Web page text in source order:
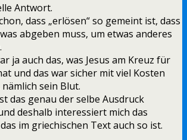
Antwort.
dass „erlösen“ so gemeint ist, dass
abgeben muss, um etwas anderes
ja auch das, was Jesus am Kreuz für
und das war sicher mit viel Kosten
sein Blut.
das genau der selbe Ausdruck
deshalb interessiert mich das
im griechischen Text auch so ist.